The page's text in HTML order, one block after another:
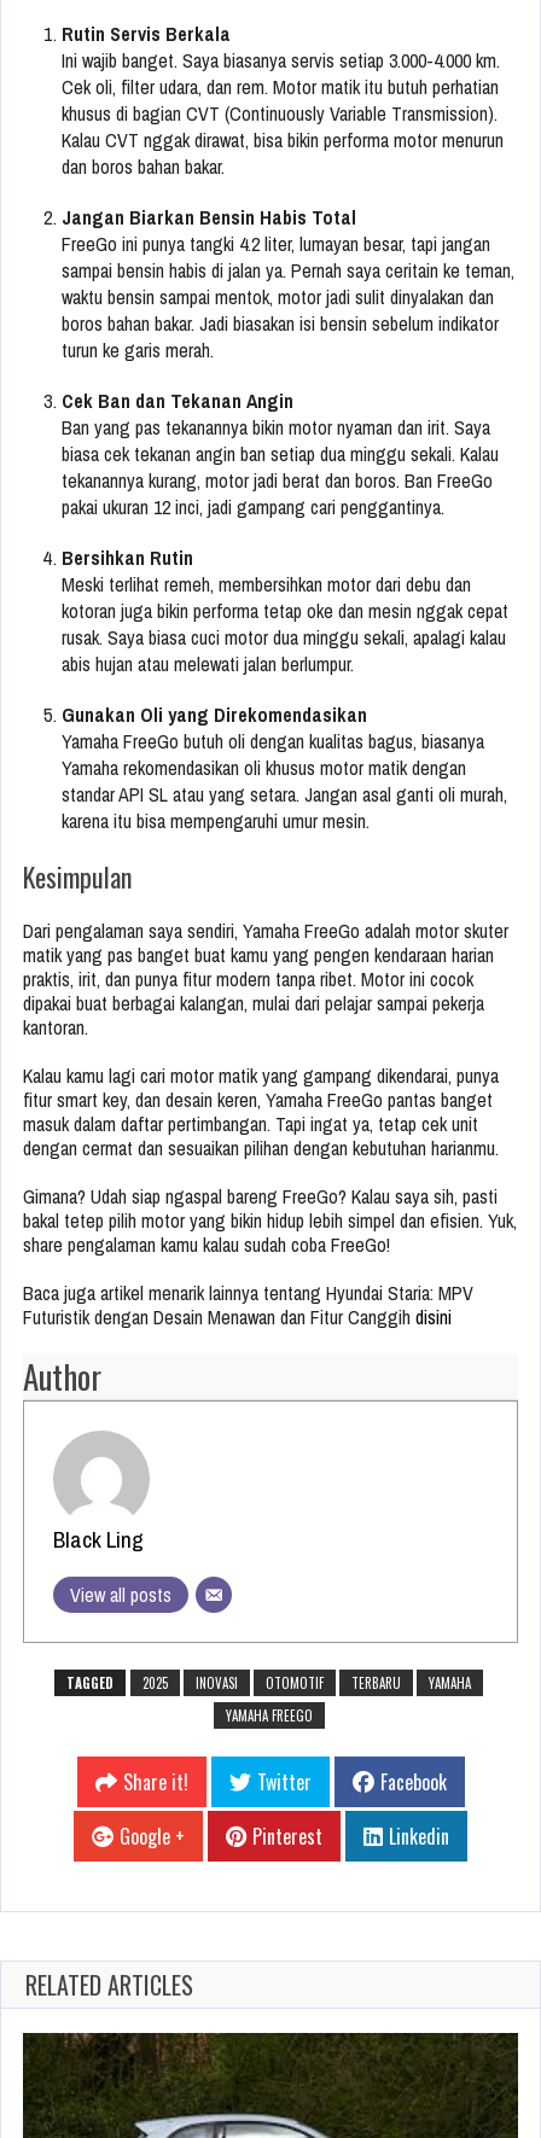
Rutin Servis Berkala
Ini wajib banget. Saya biasanya servis setiap 3.000-4.000 km.
Cek oli, filter udara, dan rem. Motor matik itu butuh perhatian
khusus di bagian CVT (Continuously Variable Transmission).
Kalau CVT nggak dirawat, bisa bikin performa motor menurun
dan boros bahan bakar.
Jangan Biarkan Bensin Habis Total
FreeGo ini punya tangki 4.2 liter, lumayan besar, tapi jangan
sampai bensin habis di jalan ya. Pernah saya ceritain ke teman,
waktu bensin sampai mentok, motor jadi sulit dinyalakan dan
boros bahan bakar. Jadi biasakan isi bensin sebelum indikator
turun ke garis merah.
Cek Ban dan Tekanan Angin
Ban yang pas tekanannya bikin motor nyaman dan irit. Saya
biasa cek tekanan angin ban setiap dua minggu sekali. Kalau
tekanannya kurang, motor jadi berat dan boros. Ban FreeGo
pakai ukuran 12 inci, jadi gampang cari penggantinya.
Bersihkan Rutin
Meski terlihat remeh, membersihkan motor dari debu dan
kotoran juga bikin performa tetap oke dan mesin nggak cepat
rusak. Saya biasa cuci motor dua minggu sekali, apalagi kalau
abis hujan atau melewati jalan berlumpur.
Gunakan Oli yang Direkomendasikan
Yamaha FreeGo butuh oli dengan kualitas bagus, biasanya
Yamaha rekomendasikan oli khusus motor matik dengan
standar API SL atau yang setara. Jangan asal ganti oli murah,
karena itu bisa mempengaruhi umur mesin.
Kesimpulan
Dari pengalaman saya sendiri, Yamaha FreeGo adalah motor skuter
matik yang pas banget buat kamu yang pengen kendaraan harian
praktis, irit, dan punya fitur modern tanpa ribet. Motor ini cocok
dipakai buat berbagai kalangan, mulai dari pelajar sampai pekerja
kantoran.
Kalau kamu lagi cari motor matik yang gampang dikendarai, punya
fitur smart key, dan desain keren, Yamaha FreeGo pantas banget
masuk dalam daftar pertimbangan. Tapi ingat ya, tetap cek unit
dengan cermat dan sesuaikan pilihan dengan kebutuhan harianmu.
Gimana? Udah siap ngaspal bareng FreeGo? Kalau saya sih, pasti
bakal tetep pilih motor yang bikin hidup lebih simpel dan efisien. Yuk,
share pengalaman kamu kalau sudah coba FreeGo!
Baca juga artikel menarik lainnya tentang Hyundai Staria: MPV
Futuristik dengan Desain Menawan dan Fitur Canggih disini
Author
Black Ling
View all posts
TAGGED 2025 INOVASI OTOMOTIF TERBARU
YAMAHA
YAMAHA FREEGO
Share it! Twitter
Facebook
Google +
Pinterest Linkedin
RELATED ARTICLES